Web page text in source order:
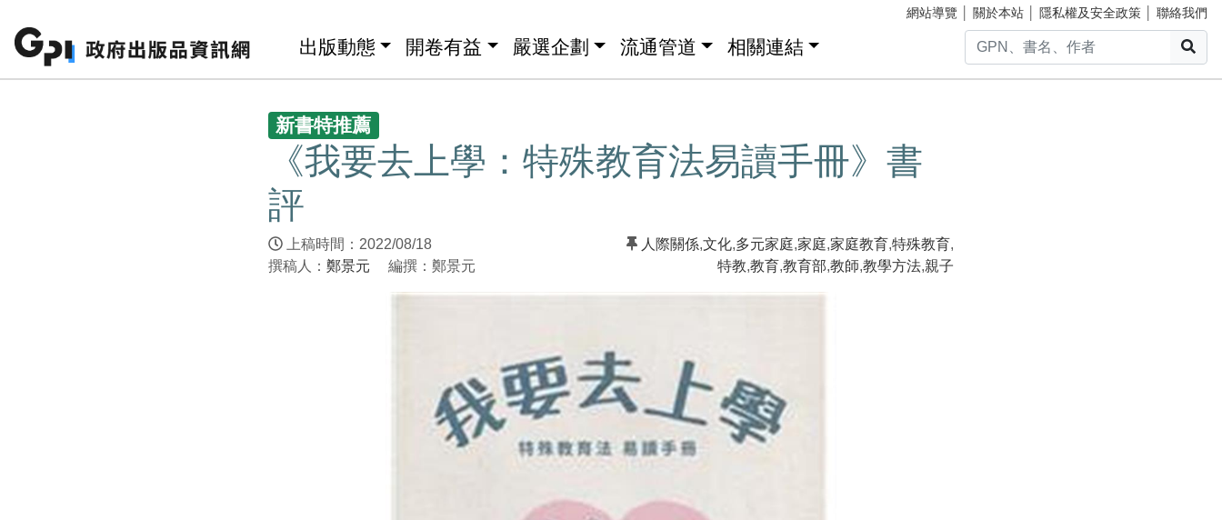
網站導覽 關於本站 隱私權及安全政策 聯絡我們
出版動態 開卷有益 嚴選企劃 流通管道 相關連結
新書特推薦
《我要去上學：特殊教育法易讀手冊》書
評
上稿時間：2022/08/18
撰稿人： 鄭景元 編撰：鄭景元
人際關係,文化,多元家庭,家庭,家庭教育,特殊教育,
特教,教育,教育部,教師,教學方法,親子